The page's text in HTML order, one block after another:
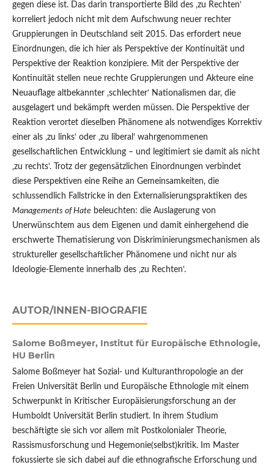
gegen diese ist. Das darin transportierte Bild des ‚zu Rechten‘
korreliert jedoch nicht mit dem Aufschwung neuer rechter
Gruppierungen in Deutschland seit 2015. Das erfordert neue
Einordnungen, die ich hier als Perspektive der Kontinuität und
Perspektive der Reaktion konzipiere. Mit der Perspektive der
Kontinuität stellen neue rechte Gruppierungen und Akteure eine
Neuauflage altbekannter ‚schlechter‘ Nationalismen dar, die
ausgelagert und bekämpft werden müssen. Die Perspektive der
Reaktion verortet dieselben Phänomene als notwendiges Korrektiv
einer als ‚zu links‘ oder ‚zu liberal‘ wahrgenommenen
gesellschaftlichen Entwicklung – und legitimiert sie damit als nicht
‚zu rechts‘. Trotz der gegensätzlichen Einordnungen verbindet
diese Perspektiven eine Reihe an Gemeinsamkeiten, die
schlussendlich Fallstricke in den Externalisierungspraktiken des
Managements of Hate beleuchten: die Auslagerung von
Unerwünschtem aus dem Eigenen und damit einhergehend die
erschwerte Thematisierung von Diskriminierungsmechanismen als
struktureller gesellschaftlicher Phänomene und nicht nur als
Ideologie-Elemente innerhalb des ‚zu Rechten‘.
AUTOR/INNEN-BIOGRAFIE
Salome Boßmeyer, Institut für Europäische Ethnologie,
HU Berlin
Salome Boßmeyer hat Sozial- und Kulturanthropologie an der
Freien Universität Berlin und Europäische Ethnologie mit einem
Schwerpunkt in Kritischer Europäisierungsforschung an der
Humboldt Universität Berlin studiert. In ihrem Studium
beschäftigte sie sich vor allem mit Postkolonialer Theorie,
Rassismusforschung und Hegemonie(selbst)kritik. Im Master
fokussierte sie sich dabei auf die ethnografische Erforschung und